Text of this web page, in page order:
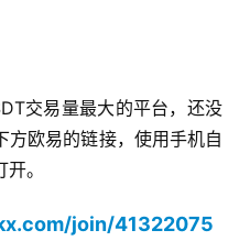
交易量最大的平台，还没
方欧易的链接，使用手机自
。
join/41322075